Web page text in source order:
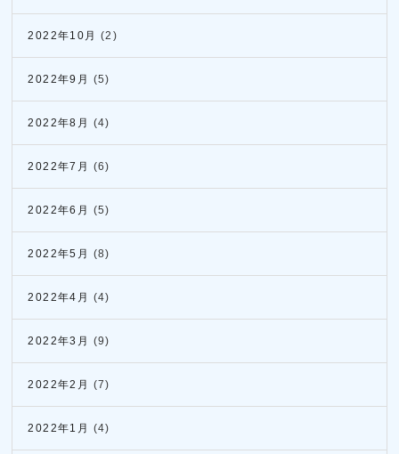
2022年10月 (2)
2022年9月 (5)
2022年8月 (4)
2022年7月 (6)
2022年6月 (5)
2022年5月 (8)
2022年4月 (4)
2022年3月 (9)
2022年2月 (7)
2022年1月 (4)